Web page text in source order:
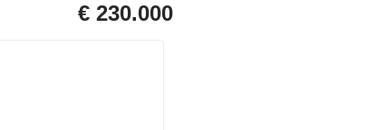
€ 230.000